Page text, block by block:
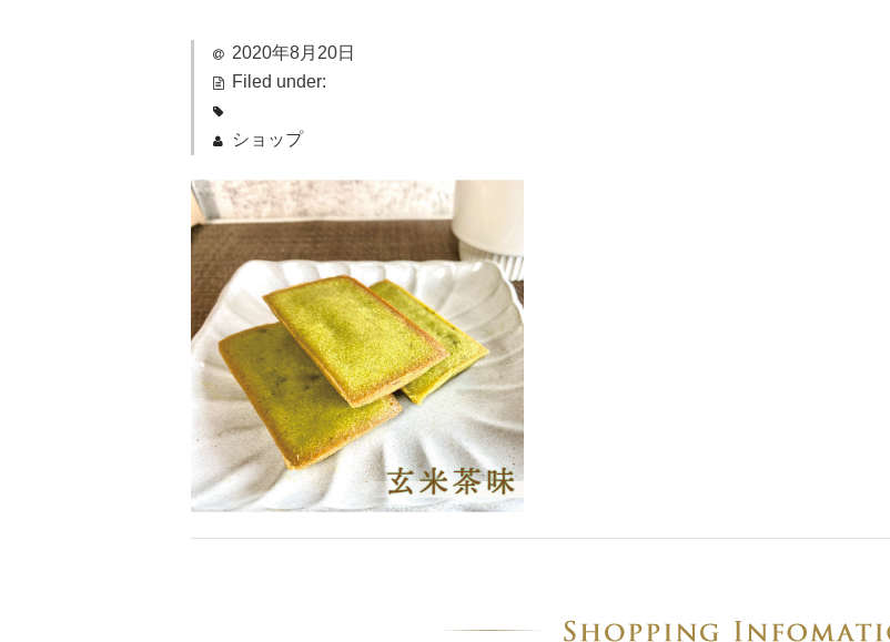
2020年8月20日
Filed under:
ショップ